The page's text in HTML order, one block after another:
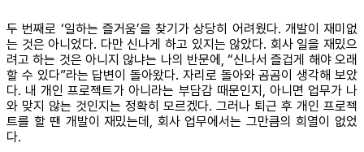
두 번째로 ‘일하는 즐거움’을 찾기가 상당히 어려웠다. 개발이 재미없
는 것은 아니었다. 다만 신나게 하고 있지는 않았다. 회사 일을 재밌으
려고 하는 것은 아니지 않냐는 나의 반문에, “신나서 즐겁게 해야 오래
할 수 있다”라는 답변이 돌아왔다. 자리로 돌아와 곰곰이 생각해 보았
다. 내 개인 프로젝트가 아니라는 부담감 때문인지, 아니면 업무가 나
와 맞지 않는 것인지는 정확히 모르겠다. 그러나 퇴근 후 개인 프로젝
트를 할 땐 개발이 재밌는데, 회사 업무에서는 그만큼의 희열이 없었
다.